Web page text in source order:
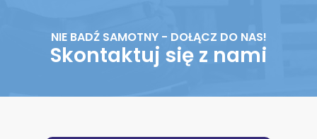
NIE BADŹ SAMOTNY - DOŁĄCZ DO NAS!
Skontaktuj się z nami